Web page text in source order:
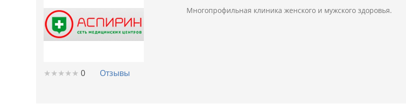
★★★★★
★★★★★ 0 Отзывы
Многопрофильная клиника женского и мужского здоровья.